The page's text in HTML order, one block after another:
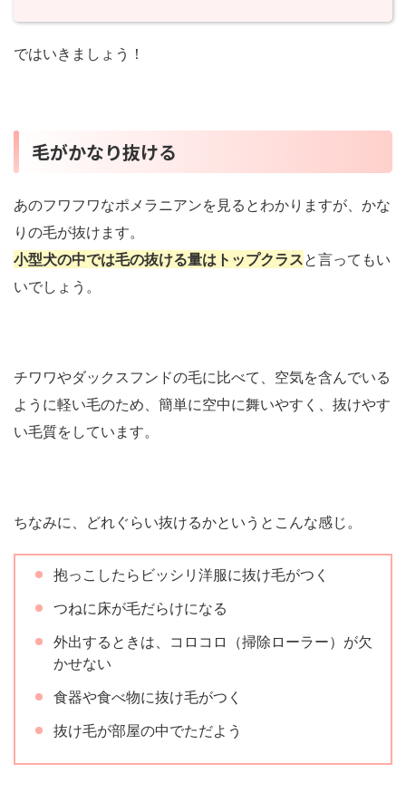
ではいきましょう！
毛がかなり抜ける
あのフワフワなポメラニアンを見るとわかりますが、かな
りの毛が抜けます。
小型犬の中では毛の抜ける量はトップクラスと言ってもい
いでしょう。
チワワやダックスフンドの毛に比べて、空気を含んでいる
ように軽い毛のため、簡単に空中に舞いやすく、抜けやす
い毛質をしています。
ちなみに、どれぐらい抜けるかというとこんな感じ。
抱っこしたらビッシリ洋服に抜け毛がつく
つねに床が毛だらけになる
外出するときは、コロコロ（掃除ローラー）が欠
かせない
食器や食べ物に抜け毛がつく
抜け毛が部屋の中でただよう